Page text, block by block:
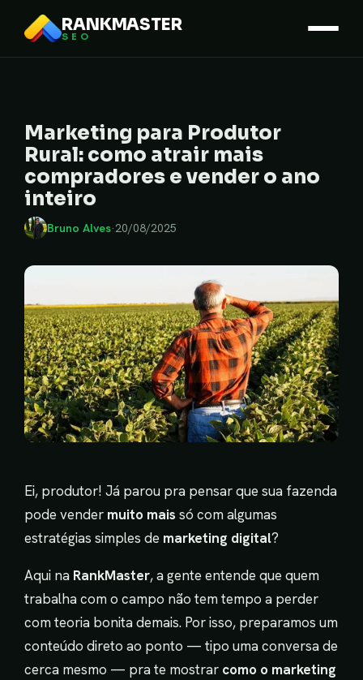
RANKMASTER
SEO
Marketing para Produtor
Rural: como atrair mais
compradores e vender o ano
inteiro
Bruno Alves·20/08/2025
Ei, produtor! Já parou pra pensar que sua fazenda
pode vender muito mais só com algumas
estratégias simples de marketing digital?
Aqui na RankMaster, a gente entende que quem
trabalha com o campo não tem tempo a perder
com teoria bonita demais. Por isso, preparamos um
conteúdo direto ao ponto — tipo uma conversa de
cerca mesmo — pra te mostrar como o marketing